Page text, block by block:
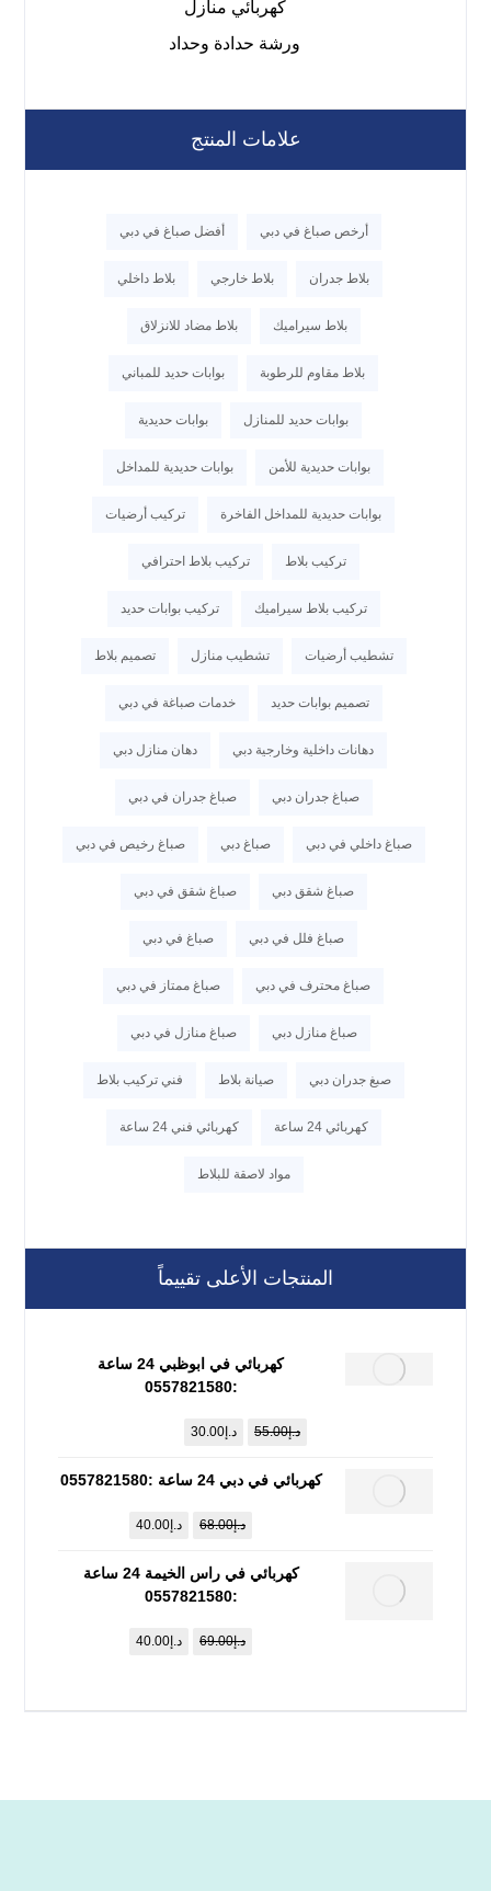
كهربائي منازل
ورشة حدادة وحداد
علامات المنتج
أرخص صباغ في دبي أفضل صباغ في دبي
بلاط جدران بلاط خارجي بلاط داخلي
بلاط سيراميك بلاط مضاد للانزلاق
بلاط مقاوم للرطوبة بوابات حديد للمباني
بوابات حديد للمنازل بوابات حديدية
بوابات حديدية للأمن بوابات حديدية للمداخل
بوابات حديدية للمداخل الفاخرة تركيب أرضيات
تركيب بلاط تركيب بلاط احترافي
تركيب بلاط سيراميك تركيب بوابات حديد
تشطيب أرضيات تشطيب منازل تصميم بلاط
تصميم بوابات حديد خدمات صباغة في دبي
دهانات داخلية وخارجية دبي دهان منازل دبي
صباغ جدران دبي صباغ جدران في دبي
صباغ داخلي في دبي صباغ دبي صباغ رخيص في دبي
صباغ شقق دبي صباغ شقق في دبي
صباغ فلل في دبي صباغ في دبي
صباغ محترف في دبي صباغ ممتاز في دبي
صباغ منازل دبي صباغ منازل في دبي
صبغ جدران دبي صيانة بلاط فني تركيب بلاط
كهربائي 24 ساعة كهربائي فني 24 ساعة
مواد لاصقة للبلاط
المنتجات الأعلى تقييماً
كهربائي في ابوظبي 24 ساعة
:0557821580
د.إ55.00 د.إ30.00
كهربائي في دبي 24 ساعة :0557821580
د.إ68.00 د.إ40.00
كهربائي في راس الخيمة 24 ساعة
:0557821580
د.إ69.00 د.إ40.00